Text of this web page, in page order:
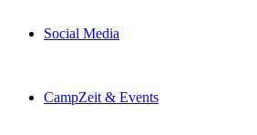
Social Media
CampZeit & Events